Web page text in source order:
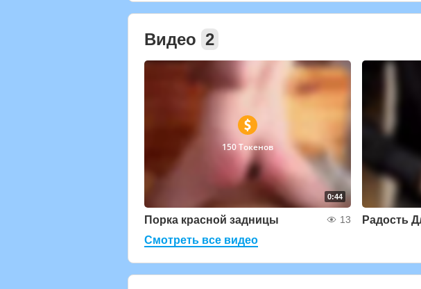
Видео 2
0:44
150 Токенов
Порка красной задницы 13 Радость
Смотреть все видео